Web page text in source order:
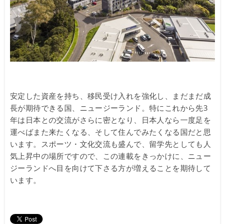
安定した資産を持ち、移民受け入れを強化し、まだまだ成
長が期待できる国、ニュージーランド。特にこれから先3
年は日本との交流がさらに密となり、日本人なら一度足を
運べばまた来たくなる、そして住んでみたくなる国だと思
います。スポーツ・文化交流も盛んで、留学先としても人
気上昇中の場所ですので、この連載をきっかけに、ニュー
ジーランドへ目を向けて下さる方が増えることを期待して
います。